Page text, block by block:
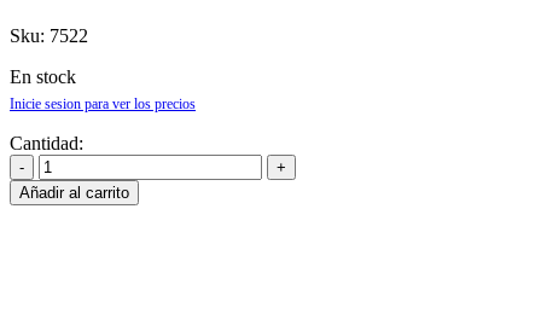
Sku: 7522
En stock
Inicie sesion para ver los precios
Cantidad:
Añadir al carrito